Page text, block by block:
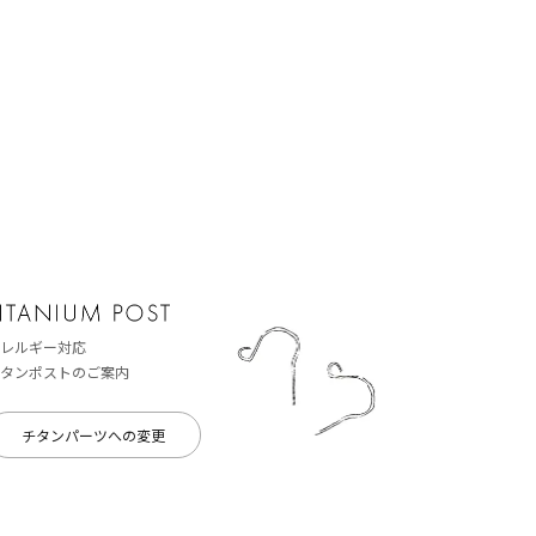
ルギー対応
ンポストのご案内
チタンパーツへの変更